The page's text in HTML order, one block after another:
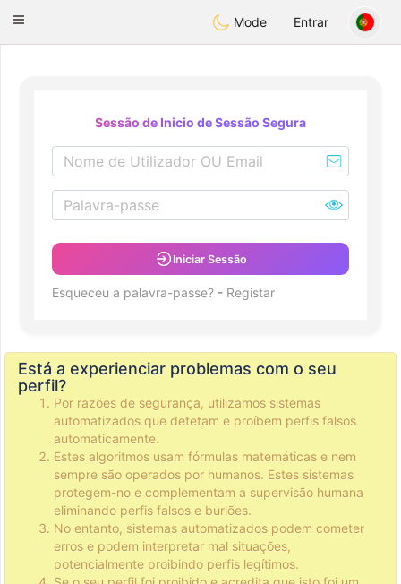
olombiaCitas
Toggle
Mode Entrar
Sessão de Inicio de Sessão Segura
Iniciar Sessão
Esqueceu a palavra-passe? - Registar
Está a experienciar problemas com o seu
perfil?
Por razões de segurança, utilizamos sistemas
automatizados que detetam e proíbem perfis falsos
automaticamente.
Estes algoritmos usam fórmulas matemáticas e nem
sempre são operados por humanos. Estes sistemas
protegem-no e complementam a supervisão humana
eliminando perfis falsos e burlões.
No entanto, sistemas automatizados podem cometer
erros e podem interpretar mal situações,
potencialmente proibindo perfis legítimos.